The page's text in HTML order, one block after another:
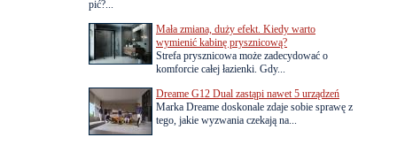
pić?...
Mała zmiana, duży efekt. Kiedy warto
wymienić kabinę prysznicową?
Strefa prysznicowa może zadecydować o
komforcie całej łazienki. Gdy...
Dreame G12 Dual zastąpi nawet 5 urządzeń
Marka Dreame doskonale zdaje sobie sprawę z
tego, jakie wyzwania czekają na...